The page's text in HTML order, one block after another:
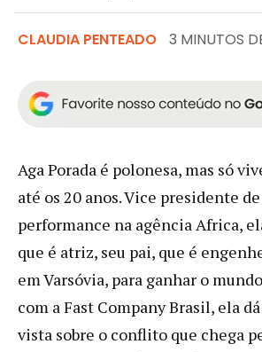
CLAUDIA PENTEADO 3 MINUTOS
Aga Porada é polonesa, mas só
até os 20 anos. Vice presidente
performance na agência Africa,
que é atriz, seu pai, que é
em Varsóvia, para ganhar o
com a Fast Company Brasil, ela
vista sobre o conflito que chega